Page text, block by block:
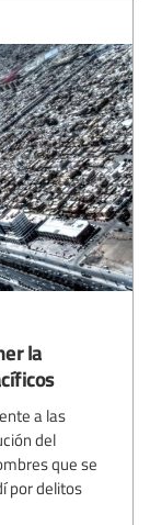
la
a las
del
que se
por delitos